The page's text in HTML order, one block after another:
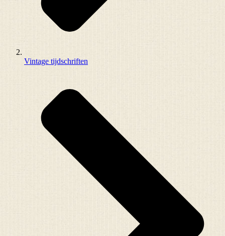
Vintage tijdschriften